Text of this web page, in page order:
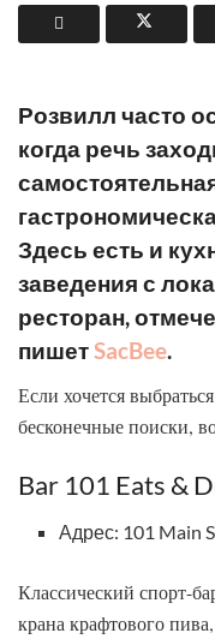
Розвилл часто
когда речь
Здесь есть и
заведения с
ресторан,
пишетSacBee.
Если хочется
бесконечные поиски,
Bar 101 Eats &
Адрес: 101 Main
Классический спорт-
крана крафтового